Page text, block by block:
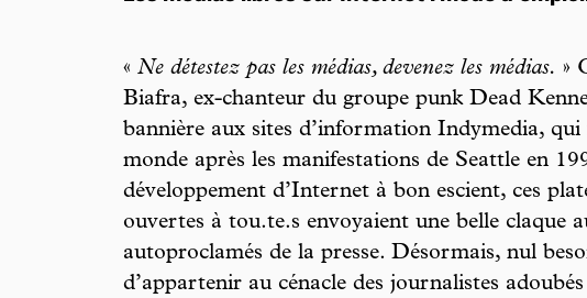
« Ne détestez pas les médias, devenez les médias. »
Biafra, ex-chanteur du groupe punk Dead
bannière aux sites d’information Indymedia,
monde après les manifestations de Seattle en
développement d’Internet à bon escient, ces
ouvertes à tou.te.s envoyaient une belle claque
autoproclamés de la presse. Désormais, nul
d’appartenir au cénacle des journalistes